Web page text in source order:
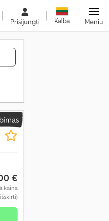
Prisijungti Kalba Meniu
€
kaina